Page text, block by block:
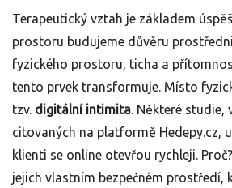
Terapeutický vztah je základem
prostoru budujeme důvěru
fyzického prostoru, ticha a
tento prvek transformuje. Místo
tzv. digitální intimita. Některé studie,
citovaných na platformě Hedepy.cz,
klienti se online otevřou rychleji.
jejich vlastním bezpečném prostředí,